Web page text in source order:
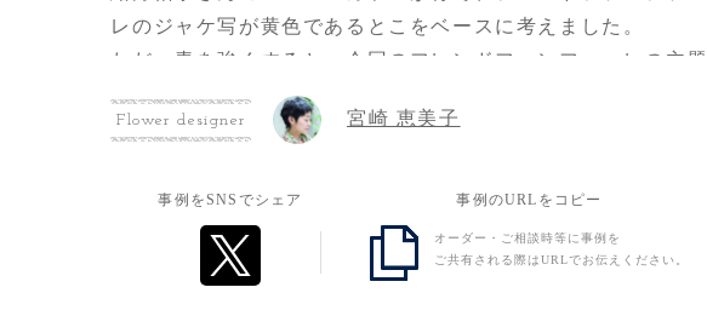
レのジャケ写が黄色であるとこをベースに考えました。
ただ、青を強くすると、今回のフレンドファンファーレの主題
色の強さが勝ってしまうので、イラストパネルを中心に調和を
白を主体とした淡い色ベースにしつつも、
青色の大きい花を少なめにアクセントとして使って、周辺に散
らばせて使おうとしました。
Flower designer 宮崎 恵美子
事例をSNSでシェア 事例のURLをコピー
オーダー・ご相談時等に事例を
ご共有される際はURLでお伝えください。